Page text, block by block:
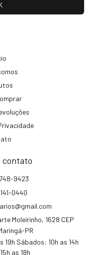
contato
9423
0440
Moleirinho, 1628 CEP
PR
19h Sábados: 10h as 14h
as 18h